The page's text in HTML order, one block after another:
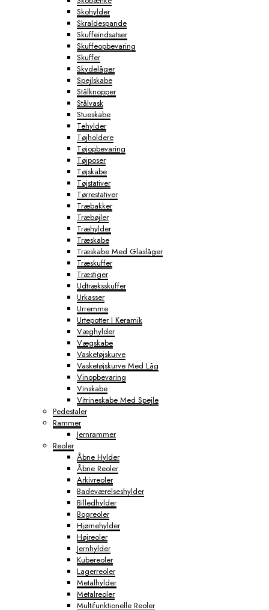
Skohylder
Skraldespande
Skuffeindsatser
Skuffeopbevaring
Skuffer
Skydelåger
Spejlskabe
Stålknopper
Stålvask
Stueskabe
Tehylder
Tøjholdere
Tøjopbevaring
Tøjposer
Tøjskabe
Tøjstativer
Tørrestativer
Træbakker
Træbøjler
Træhylder
Træskabe
Træskabe Med Glaslåger
Træskuffer
Træstiger
Udtræksskuffer
Urkasser
Urremme
Urtepotter I Keramik
Væghylder
Vægskabe
Vasketøjskurve
Vasketøjskurve Med Låg
Vinopbevaring
Vinskabe
Vitrineskabe Med Spejle
Pedestaler
Rammer
Jernrammer
Reoler
Åbne Hylder
Åbne Reoler
Arkivreoler
Badeværelseshylder
Billedhylder
Bogreoler
Hjørnehylder
Højreoler
Jernhylder
Kubereoler
Lagerreoler
Metalhylder
Metalreoler
Multifunktionelle Reoler